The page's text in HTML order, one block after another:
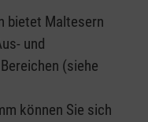
bietet Maltesern
und
(siehe
können Sie sich